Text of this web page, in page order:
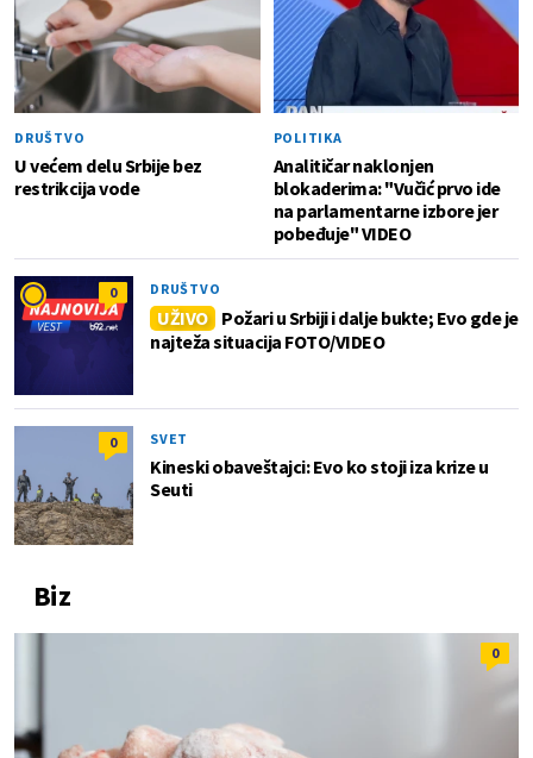
DRUŠTVO
U većem delu Srbije bez
restrikcija vode
POLITIKA
Analitičar naklonjen
blokaderima: "Vučić prvo ide
na parlamentarne izbore jer
pobeđuje" VIDEO
0 DRUŠTVO
UŽIVO
Požari u Srbiji i dalje bukte; Evo gde je
najteža situacija FOTO/VIDEO
0 SVET
Kineski obaveštajci: Evo ko stoji iza krize u
Seuti
Biz
0